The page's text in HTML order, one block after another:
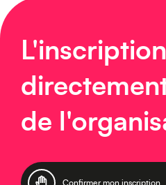
de
Confirmer mon inscription
Asie
Caraïbes